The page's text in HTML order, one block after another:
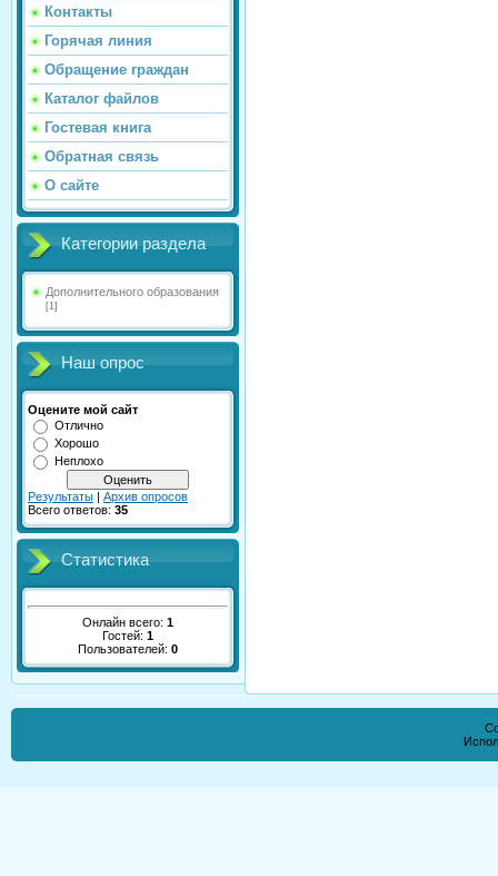
Контакты
Горячая линия
Обращение граждан
Каталог файлов
Гостевая книга
Обратная связь
О сайте
Категории раздела
Дополнительного образования
[1]
Наш опрос
Оцените мой сайт
Отлично
Хорошо
Неплохо
Результаты | Архив опросов
Всего ответов: 35
Статистика
Онлайн всего: 1
Гостей: 1
Пользователей: 0